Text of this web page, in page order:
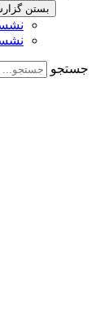
بستن
جستجو